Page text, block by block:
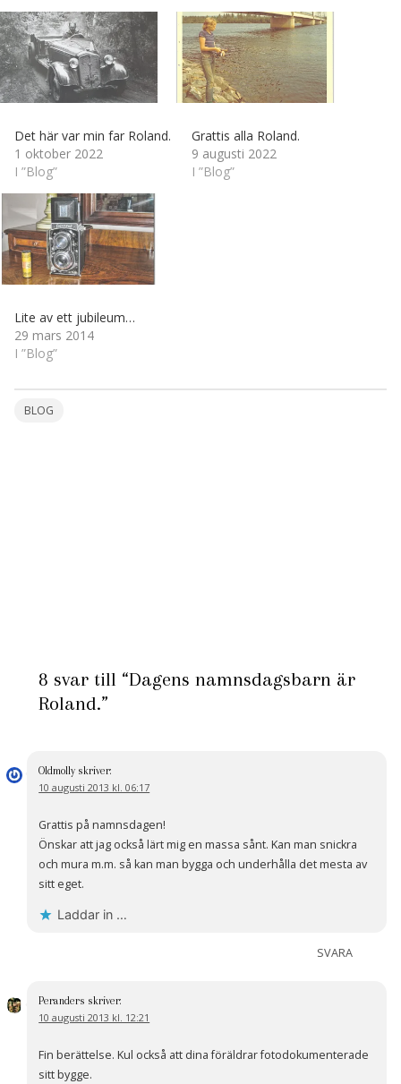
Det här var min far Roland.
1 oktober 2022
I ”Blog”
Grattis alla Roland.
9 augusti 2022
I ”Blog”
Lite av ett jubileum…
29 mars 2014
I ”Blog”
BLOG
8 svar till “Dagens namnsdagsbarn är
Roland.”
Oldmolly skriver:
10 augusti 2013 kl. 06:17
Grattis på namnsdagen!
Önskar att jag också lärt mig en massa sånt. Kan man snickra
och mura m.m. så kan man bygga och underhålla det mesta av
sitt eget.
Laddar in …
SVARA
Peranders skriver:
10 augusti 2013 kl. 12:21
Fin berättelse. Kul också att dina föräldrar fotodokumenterade
sitt bygge.